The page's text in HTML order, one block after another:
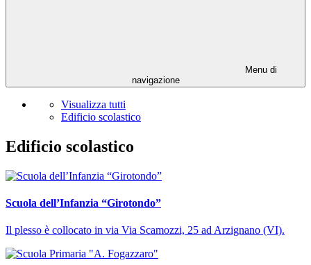
Menu di
navigazione
Visualizza tutti
Edificio scolastico
Edificio scolastico
Scuola dell’Infanzia “Girotondo”
Il plesso è collocato in via Via Scamozzi, 25 ad Arzignano (VI).